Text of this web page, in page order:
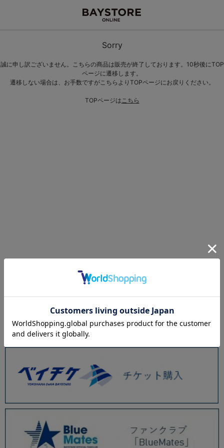
Sorry
誠に申し訳ございません。こちらの商品は販売が終了しております。10秒後にTOP
ページに遷移します。
遷移しない場合は、お手数ですがこちらよりTOPページにお戻りください。
TOPページはこちら